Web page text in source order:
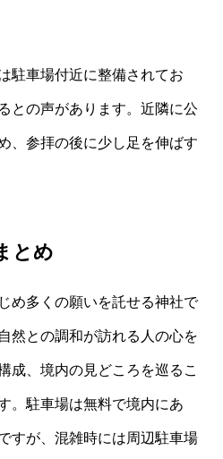
駐車場付近に整備されてお
との声があります。近隣に公
、参拝の後に少し足を伸ばす
とめ
め多くの願いを託せる神社で
然との調和が訪れる人の心を
成、境内の見どころを巡るこ
。駐車場は無料で境内にあ
すが、混雑時には周辺駐車場